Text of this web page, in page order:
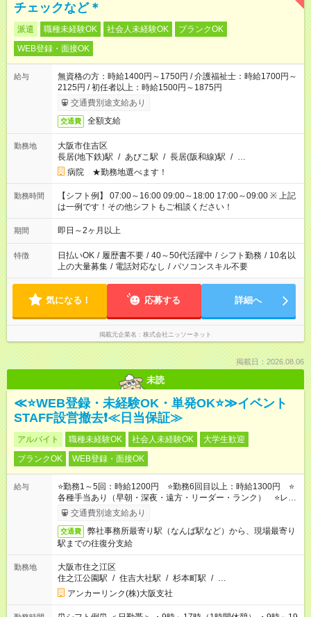
チェックなど＊
派遣 職種未経験OK 社会人未経験OK
ブランクOK
WEB登録・面接OK
給与
無資格の方：時給1400円～1750円 / 介護福祉士：時給1700円～
2125円 / 初任者以上：時給1500円～1875円
交通費別途支給あり
交通費 全額支給
勤務地
大阪市住吉区
長居(地下鉄)駅 / あびこ駅 / 長居(阪和線)駅 / …
病院 ★勤務地選べます！
勤務時間
【シフト例】 07:00～16:00 09:00～18:00 17:00～09:00 ※ 上記
は一例です！その他シフトもご相談ください！
期間 即日～2ヶ月以上
特徴 日払いOK / 履歴書不要 / 40～50代活躍中 / シフト勤務 / 10名以
上の大量募集 / 電話対応なし / パソコンスキル不要
気になる！ 応募する 詳細へ
掲載元企業名 株式会社ニッソーネット
掲載日：2026.08.06
未読
≪⭐WEB登録・未経験OK・単発OK⭐≫イベント
STAFF設営撤去❗≪日当保証≫
アルバイト 職種未経験OK 社会人未経験OK
大学生歓迎
ブランクOK
WEB登録・面接OK
給与
⭐勤務1～5回：時給1200円 ⭐勤務6回目以上：時給1300円 ⭐
各種手当あり（早朝・深夜・遠方・リーダー・ランク） ⭐レギ
ュラー手当（週4日以上の勤務で時給UP！1400～2600円の実績
あり）
交通費別途支給あり
交通費
弊社事務所最寄り駅（なんば駅など）から、現場最寄り
駅までの往復分支給
勤務地
大阪市住之江区
住之江公園駅 / 住吉大社駅 / 杉本町駅 / …
アンカーリンク(株)大阪支社